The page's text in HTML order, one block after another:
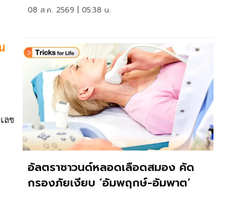
ลข
08 ส.ค. 2569 | 05:38 น.
อัลตราซาวนด์หลอดเลือดสมอง คัด
กรองภัยเงียบ ‘อัมพฤกษ์-อัมพาต’